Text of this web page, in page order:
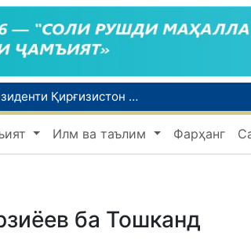
Сарвазири Ӯзбекистон дар мулоқот бо Президенти Қирғизистон дар доираи чорабиниҳои Иттиҳоди иқтисодии АвруОсиё иштирок кард
Дар Қашқадарё анҷумани байналмилалии экологӣ бо иштироки ҷавонон аз нӯҳ кишвар баргузор мешавад
Тошканд ба баргузории чемпионати Осиё оид ба вазнабардорӣ омодагӣ мебинад
Илм ва таълим Фарҳанг
ба Тошканд